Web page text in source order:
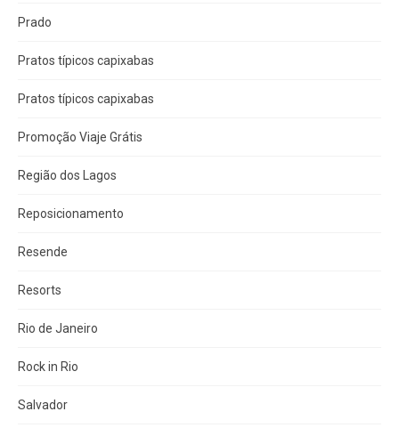
Prado
Pratos típicos capixabas
Pratos típicos capixabas
Promoção Viaje Grátis
Região dos Lagos
Reposicionamento
Resende
Resorts
Rio de Janeiro
Rock in Rio
Salvador